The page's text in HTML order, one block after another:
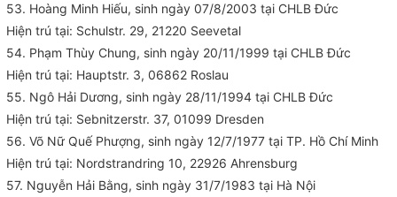
53. Hoàng Minh Hiếu, sinh ngày 07/8/2003 tại CHLB Đức
Hiện trú tại: Schulstr. 29, 21220 Seevetal
54. Phạm Thùy Chung, sinh ngày 20/11/1999 tại CHLB Đức
Hiện trú tại: Hauptstr. 3, 06862 Roslau
55. Ngô Hải Dương, sinh ngày 28/11/1994 tại CHLB Đức
Hiện trú tại: Sebnitzerstr. 37, 01099 Dresden
56. Võ Nữ Quế Phượng, sinh ngày 12/7/1977 tại TP. Hồ Chí Minh
Hiện trú tại: Nordstrandring 10, 22926 Ahrensburg
57. Nguyễn Hải Bằng, sinh ngày 31/7/1983 tại Hà Nội